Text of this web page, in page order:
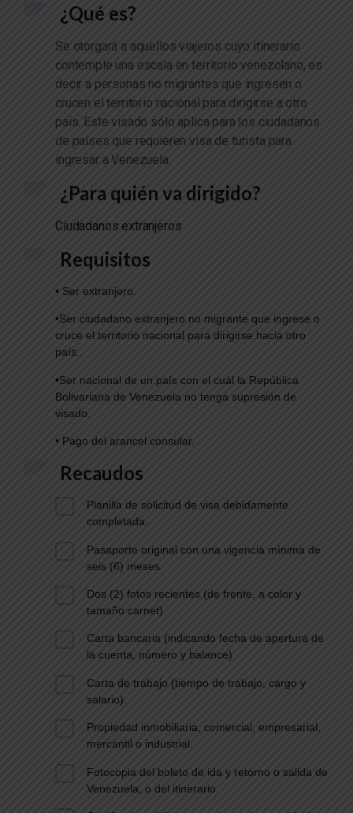
¿Qué es?
Se otorgará a aquellos viajeros cuyo itinerario
contemple una escala en territorio venezolano, es
decir a personas no migrantes que ingresen o
crucen el territorio nacional para dirigirse a otro
país. Este visado sólo aplica para los ciudadanos
de países que requieren visa de turista para
ingresar a Venezuela.
¿Para quién va dirigido?
Ciudadanos extranjeros
Requisitos
• Ser extranjero.
•Ser ciudadano extranjero no migrante que ingrese o
cruce el territorio nacional para dirigirse hacia otro
país..
•Ser nacional de un país con el cuál la República
Bolivariana de Venezuela no tenga supresión de
visado.
• Pago del arancel consular.
Recaudos
Planilla de solicitud de visa debidamente
completada.
Pasaporte original con una vigencia mínima de
seis (6) meses.
Dos (2) fotos recientes (de frente, a color y
tamaño carnet).
Carta bancaria (indicando fecha de apertura de
la cuenta, número y balance).
Carta de trabajo (tiempo de trabajo, cargo y
salario).
Propiedad inmobiliaria, comercial, empresarial,
mercantil o industrial.
Fotocopia del boleto de ida y retorno o salida de
Venezuela, o del itinerario.